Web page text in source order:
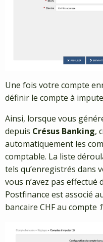
Une fois votre compte
définir le compte à
Ainsi, lorsque vous
depuis Crésus Banking,
automatiquement les
comptable. La liste
tels qu’enregistrés dans
vous n’avez pas
Postfinance est associé
bancaire CHF au compte